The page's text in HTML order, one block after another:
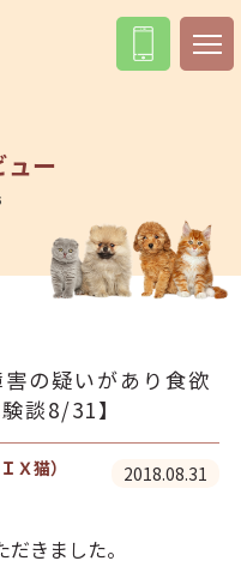
ュー
の疑いがあり食欲
談8/31】
Ｘ猫） 2018.08.31
きました。